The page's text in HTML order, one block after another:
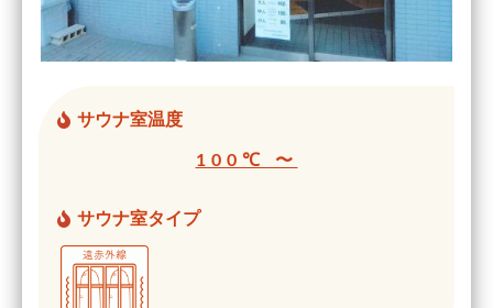
サウナ室温度
100℃ 〜
サウナ室タイプ